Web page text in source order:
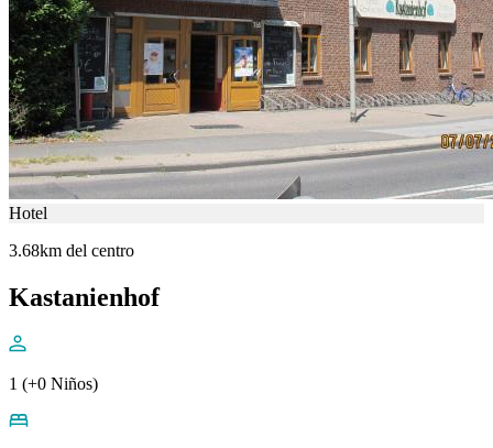
Hotel
3.68km del centro
Kastanienhof
1 (+0 Niños)